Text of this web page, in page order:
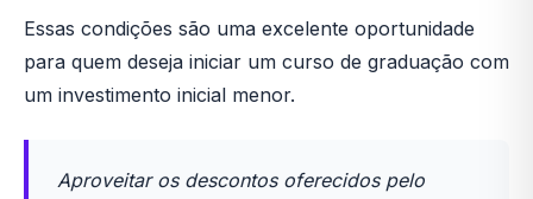
Essas condições são uma excelente oportunidade
para quem deseja iniciar um curso de graduação com
um investimento inicial menor.
Aproveitar os descontos oferecidos pelo